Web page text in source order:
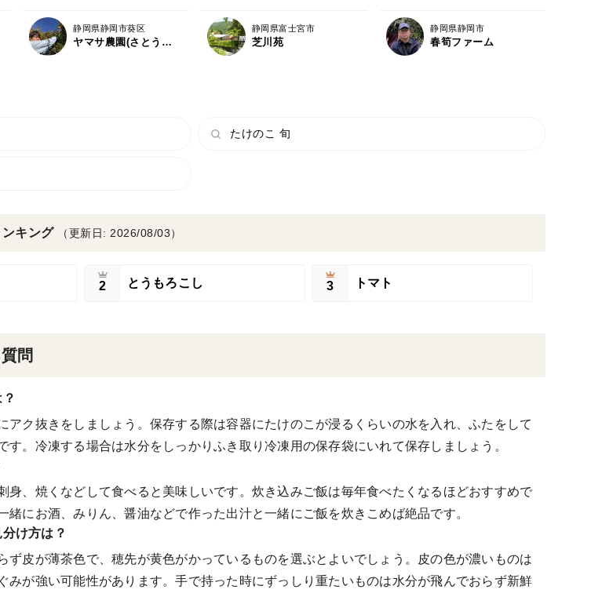
静岡県静岡市葵区
ヤマサ農園(さとうさんち)
静岡県富士宮市
芝川苑
静岡県静岡市
春筍ファーム
たけのこ 旬
キング （更新日: 2026/08/03）
2 とうもろこし 3 トマト
問
アク抜きをしましょう。保存する際は容器にたけのこが浸るくらいの水を入れ、ふたをして
す。冷凍する場合は水分をしっかりふき取り冷凍用の保存袋にいれて保存しましょう。
身、焼くなどして食べると美味しいです。炊き込みご飯は毎年食べたくなるほどおすすめで
緒にお酒、みりん、醤油などで作った出汁と一緒にご飯を炊きこめば絶品です。
け方は？
ず皮が薄茶色で、穂先が黄色がかっているものを選ぶとよいでしょう。皮の色が濃いものは
みが強い可能性があります。手で持った時にずっしり重たいものは水分が飛んでおらず新鮮